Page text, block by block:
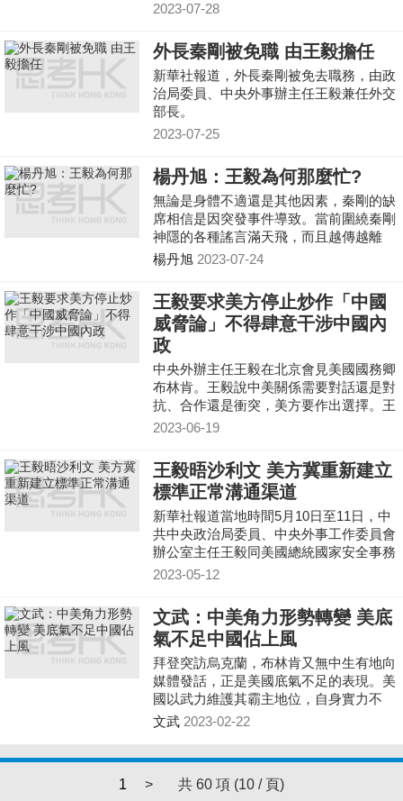
2023-07-28
外長秦剛被免職 由王毅擔任
新華社報道，外長秦剛被免去職務，由政
治局委員、中央外事辦主任王毅兼任外交
部長。
2023-07-25
楊丹旭：王毅為何那麼忙?
無論是身體不適還是其他因素，秦剛的缺
席相信是因突發事件導致。當前圍繞秦剛
神隱的各種謠言滿天飛，而且越傳越離
奇，這肯定不是官方願意看到的局面。面
回應，這樣的事情拖得越久，就越給人以
中國政治不透明的口實。
楊丹旭 2023-07-24
王毅要求美方停止炒作「中國
威脅論」不得肆意干涉中國內
政
中央外辦主任王毅在北京會見美國國務卿
布林肯。王毅說中美關係需要對話還是對
抗、合作還是衝突，美方要作出選擇。王
毅會上要求美方停止炒作「中國威脅
2023-06-19
王毅晤沙利文 美方冀重新建立
標準正常溝通渠道
新華社報道當地時間5月10日至11日，中
共中央政治局委員、中央外事工作委員會
辦公室主任王毅同美國總統國家安全事務
助理沙利文在奧地利維也納舉行會晤。雙
2023-05-12
文武：中美角力形勢轉變 美底
氣不足中國佔上風
拜登突訪烏克蘭，布林肯又無中生有地向
媒體發話，正是美國底氣不足的表現。美
國以武力維護其霸主地位，自身實力不
足，又損害盟國的利益，危害世界安全。
國都顯得底氣不足，中國在氣勢上已佔據
文武 2023-02-22
1 > 共 60 項 (10 / 頁)